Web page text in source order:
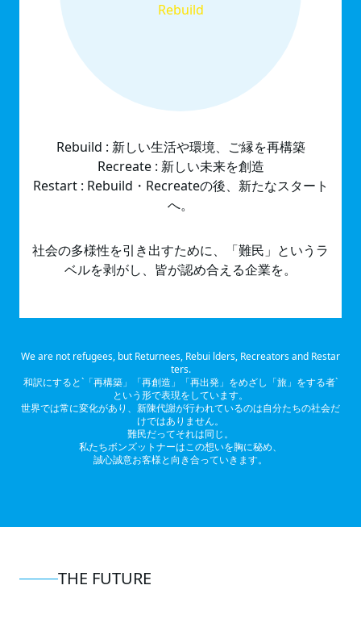
Rebuild
Rebuild : 新しい⽣活や環境、ご縁を再構築
Recreate : 新しい未来を創造
Restart : Rebuild・Recreateの後、新たなスタート
へ。
社会の多様性を引き出すために、「難⺠」というラ
ベルを剥がし、皆が認め合える企業を。
We are not refugees, but Returnees, Rebui lders, Recreators and Restar
ters.
和訳にすると`「再構築」「再創造」「再出発」をめざし「旅」をする者`
という形で表現をしています。
世界では常に変化があり、新陳代謝が⾏われているのは⾃分たちの社会だ
けではありません。
難⺠だってそれは同じ。
私たちボンズットナーはこの想いを胸に秘め、
誠⼼誠意お客様と向き合っていきます。
THE FUTURE